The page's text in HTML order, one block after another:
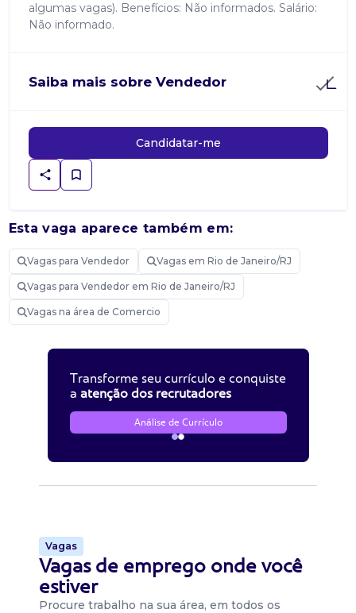
algumas vagas). Benefícios: Não informados. Salário:
Não informado.
Saiba mais sobre Vendedor
Candidatar-me
Esta vaga aparece também em:
Vagas para Vendedor Vagas em Rio de Janeiro/RJ
Vagas para Vendedor em Rio de Janeiro/RJ
Vagas na área de Comercio
Transforme seu currículo e conquiste
a atenção dos recrutadores
Análise de Currículo
Vagas
Vagas de emprego onde você
estiver
Procure trabalho na sua área, em todos os